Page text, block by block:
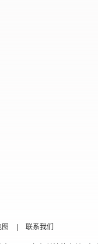
联系我们